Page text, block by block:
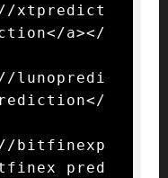
xtpredict
a></
lunopredi
bitfinexp
pred